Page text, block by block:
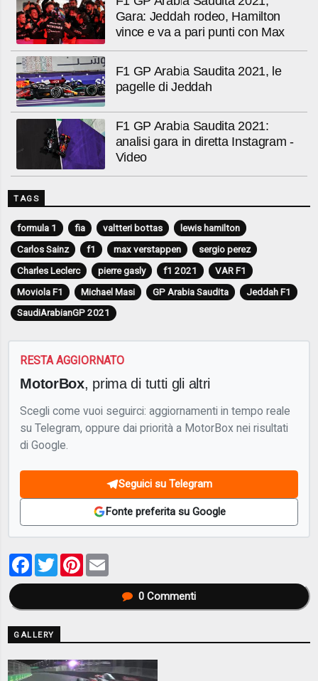
Gara: Jeddah rodeo, Hamilton
vince e va a pari punti con Max
F1 GP Arabia Saudita 2021, le
pagelle di Jeddah
F1 GP Arabia Saudita 2021:
analisi gara in diretta Instagram -
Video
TAGS
formula 1 fia valtteri bottas
lewis hamilton
Carlos Sainz
f1 max verstappen
sergio perez
Charles Leclerc
pierre gasly f1 2021
VAR F1
Moviola F1
Michael Masi GP Arabia Saudita
Jeddah F1
SaudiArabianGP 2021
RESTA AGGIORNATO
MotorBox, prima di tutti gli altri
Scegli come vuoi seguirci: aggiornamenti in tempo reale
su Telegram, oppure dai priorità a MotorBox nei risultati
di Google.
Seguici su Telegram
Fonte preferita su Google
Facebook
TwitterPinterest
0Commenti
GALLERY